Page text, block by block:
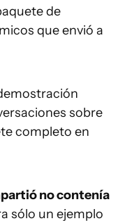
de
que envió a
sobre
completo en
no contenía
sólo un ejemplo